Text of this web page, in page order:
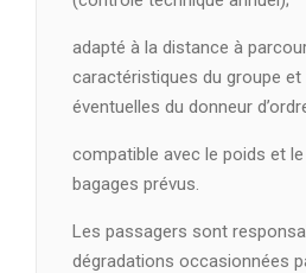
adapté à la distance à
caractéristiques du groupe et
éventuelles du donneur
compatible avec le poids et
bagages prévus.
Les passagers sont
dégradations occasionnées